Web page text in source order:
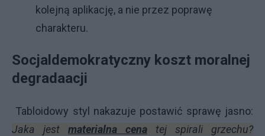
kolejną aplikację, a nie przez poprawę
charakteru.
Socjaldemokratyczny koszt moralnej
degradaacji
Tabloidowy styl nakazuje postawić sprawę jasno:
Jaka jest materialna cena tej spirali grzechu?